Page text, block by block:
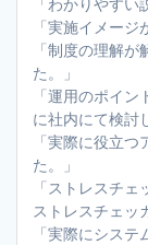
「実施イメージ
「制度の理解
た。」
「運用のポイ
に社内にて検討
「実際に役立
た。」
「ストレスチ
ストレスチェッ
「実際にシス